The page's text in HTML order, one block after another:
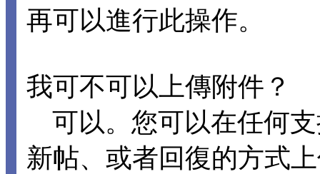
再可以進行此操作。
我可不可以上傳附件？
可以。您可以在任何
新帖、或者回復的方式